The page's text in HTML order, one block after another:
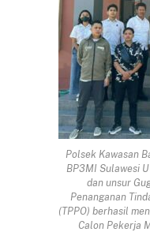
Polsek Kawasan
BP3MI Sulawesi
dan unsur
Penanganan
(TPPO) berhasil
Calon Pekerja